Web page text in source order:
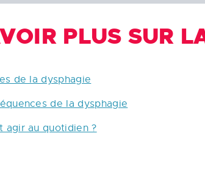
PLUS SUR
de la dysphagie
de la dysphagie
agir au quotidien ?